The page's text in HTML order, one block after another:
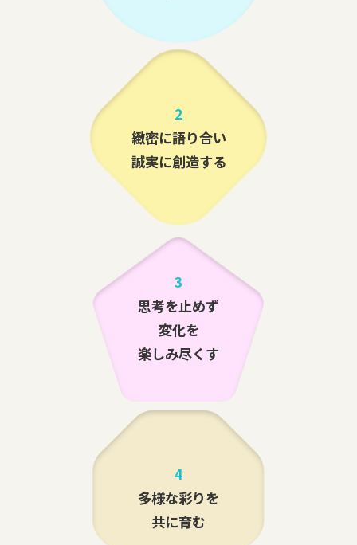
2
緻密に語り合い
誠実に創造する
3
思考を止めず
変化を
楽しみ尽くす
4
多様な彩りを
共に育む